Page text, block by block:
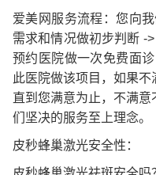
爱美网服务流程：您向
需求和情况做初步判断 -
预约医院做一次免费面
此医院做该项目，如果不
直到您满意为止，不满
们坚决的服务至上理念。
皮秒蜂巢激光安全性：